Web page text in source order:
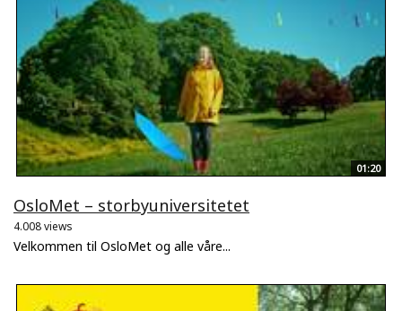
01:20
OsloMet – storbyuniversitetet
4.008 views
Velkommen til OsloMet og alle våre...